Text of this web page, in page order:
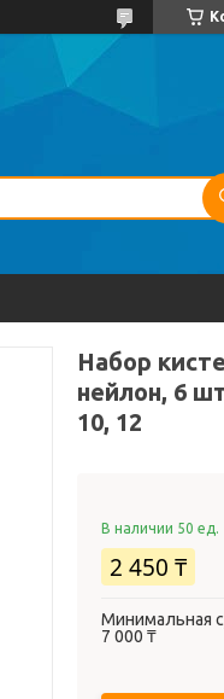
Набор
нейлон, 6
10, 12
В наличии 50 ед.
2 450 ₸
Минимальная
7 000 ₸